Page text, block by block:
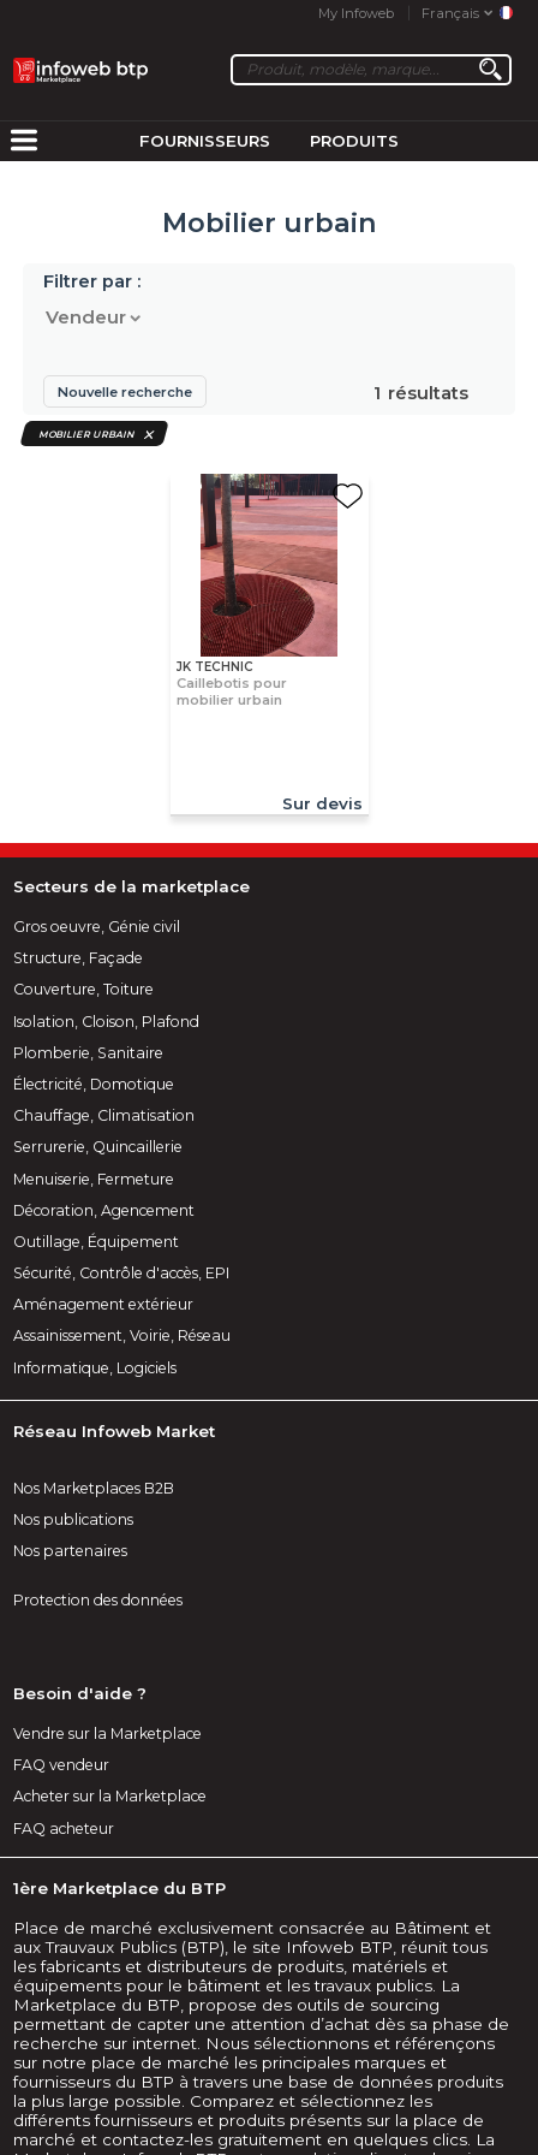
My Infoweb Français
FOURNISSEURS PRODUITS
Mobilier urbain
Filtrer par :
Vendeur
1 résultats
Nouvelle recherche
MOBILIER URBAIN
JK TECHNIC
Caillebotis pour
mobilier urbain
Sur devis
Secteurs de la marketplace
Gros oeuvre, Génie civil
Structure, Façade
Couverture, Toiture
Isolation, Cloison, Plafond
Plomberie, Sanitaire
Électricité, Domotique
Chauffage, Climatisation
Serrurerie, Quincaillerie
Menuiserie, Fermeture
Décoration, Agencement
Outillage, Équipement
Sécurité, Contrôle d'accès, EPI
Aménagement extérieur
Assainissement, Voirie, Réseau
Informatique, Logiciels
Réseau Infoweb Market
Nos Marketplaces B2B
Nos publications
Nos partenaires
Protection des données
Besoin d'aide ?
Vendre sur la Marketplace
FAQ vendeur
Acheter sur la Marketplace
FAQ acheteur
1ère Marketplace du BTP
Place de marché exclusivement consacrée au Bâtiment et
aux Trauvaux Publics (BTP), le site Infoweb BTP, réunit tous
les fabricants et distributeurs de produits, matériels et
équipements pour le bâtiment et les travaux publics. La
Marketplace du BTP, propose des outils de sourcing
permettant de capter une attention d’achat dès sa phase de
recherche sur internet. Nous sélectionnons et référençons
sur notre place de marché les principales marques et
fournisseurs du BTP à travers une base de données produits
la plus large possible. Comparez et sélectionnez les
différents fournisseurs et produits présents sur la place de
marché et contactez-les gratuitement en quelques clics. La